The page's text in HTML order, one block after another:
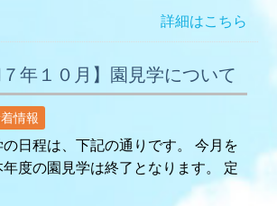
詳細はこちら
７年１０月】園見学について
情報
の日程は、下記の通りです。 今月を
年度の園見学は終了となります。 定